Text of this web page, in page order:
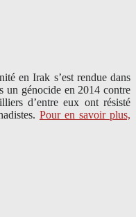
en Irak s’est rendue dans
un génocide en 2014 contre
d’entre eux ont résisté
Pour en savoir plus,